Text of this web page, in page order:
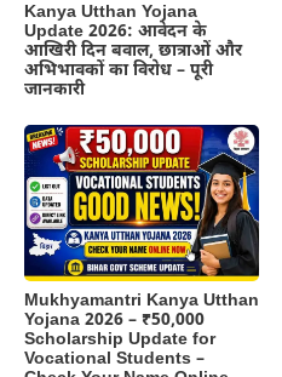
Kanya Utthan Yojana
Update 2026: आवेदन के
आखिरी दिन बवाल, छात्राओं और
अभिभावकों का विरोध – पूरी
जानकारी
Mukhyamantri Kanya Utthan
Yojana 2026 – ₹50,000
Scholarship Update for
Vocational Students –